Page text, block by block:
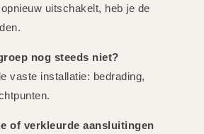
uitschakelt, heb je de
nog steeds niet?
vaste installatie: bedrading,
of verkleurde aansluitingen